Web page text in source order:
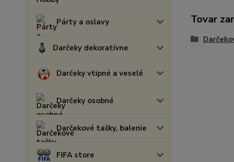
Párty a oslavy
Darčeky dekoratívne
Darčeky vtipné a veselé
Darčeky osobné
Darčekové tašky, balenie
FIFA store
Tovar